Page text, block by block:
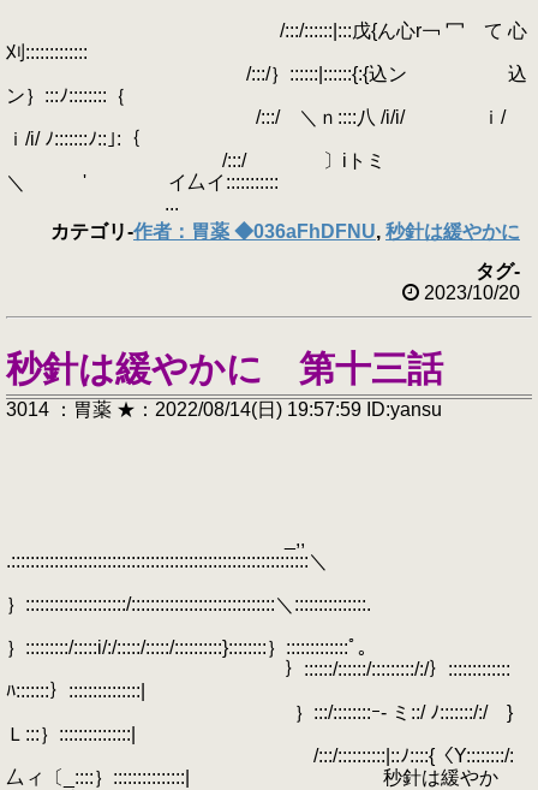
/:::/::::::|:::戊{ん心r￢ 冖 て 心
刈:::::::::::::
/:::/｝::::::|::::::{:{込ン 込
ン｝:::ﾉ::::::::｛
/:::/ ＼ｎ::::八 /i/i/ ｉ/
ｉ/i/ ﾉ:::::::ﾉ::｣:｛
/:::/ 〕iトミ
＼ ' イ厶イ:::::::::::
...
カテゴリ-作者：胃薬 ◆036aFhDFNU, 秒針は緩やかに
タグ-
2023/10/20
秒針は緩やかに 第十三話
3014 ：胃薬 ★：2022/08/14(日) 19:57:59 ID:yansu
_,,
.::::::::::::::::::::::::::::::::::::::::::::::::::::::::::::::＼
｝:::::::::::::::::::::/::::::::::::::::::::::::::::::＼:::::::::::::::.
｝:::::::::/:::::i/:/:::::/:::::/::::::::::}::::::::｝:::::::::::::ﾟ｡
｝::::::/::::::/:::::::::/:/｝:::::::::::::
ﾊ:::::::｝:::::::::::::::|
｝:::/::::::::ｰ- ミ::/ ﾉ:::::::/:/ }
Ｌ:::｝:::::::::::::::|
/:::/::::::::::|::ﾉ::::{〈Y::::::::/:
厶ィ〔_::::｝:::::::::::::::| 秒針は緩やか